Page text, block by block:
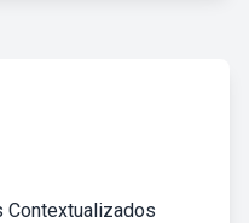
Contextualizados